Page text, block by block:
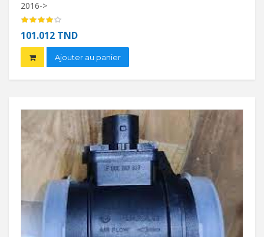
2016->
101.012 TND
Ajouter au panier